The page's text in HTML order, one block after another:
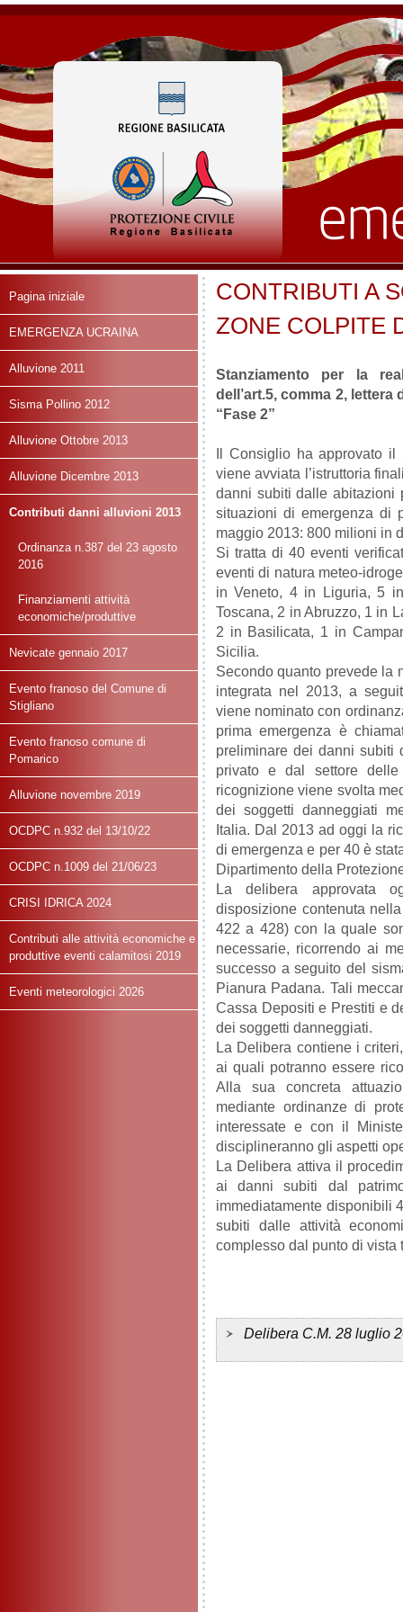
Pagina iniziale
EMERGENZA UCRAINA
Alluvione 2011
Sisma Pollino 2012
Alluvione Ottobre 2013
Alluvione Dicembre 2013
Contributi danni alluvioni 2013
Ordinanza n.387 del 23 agosto
2016
Finanziamenti attività
economiche/produttive
Nevicate gennaio 2017
Evento franoso del Comune di
Stigliano
Evento franoso comune di
Pomarico
Alluvione novembre 2019
OCDPC n.932 del 13/10/22
OCDPC n.1009 del 21/06/23
CRISI IDRICA 2024
Contributi alle attività economiche e
produttive eventi calamitosi 2019
Eventi meteorologici 2026
CONTRIBUTI A
ZONE COLPITE
Stanziamento per la
dell’art.5, comma 2, lettera
“Fase 2”
Il Consiglio ha approvato
viene avviata l’istruttoria
danni subiti dalle abitazioni
situazioni di emergenza di
maggio 2013: 800 milioni in
Si tratta di 40 eventi
eventi di natura meteo-
in Veneto, 4 in Liguria, 5
Toscana, 2 in Abruzzo, 1 in
2 in Basilicata, 1 in
Sicilia.
Secondo quanto prevede la
integrata nel 2013, a
viene nominato con
prima emergenza è
preliminare dei danni subiti
privato e dal settore delle
ricognizione viene svolta
dei soggetti danneggiati
Italia. Dal 2013 ad oggi la
di emergenza e per 40 è
Dipartimento della
La delibera approvata
disposizione contenuta
422 a 428) con la quale
necessarie, ricorrendo ai
successo a seguito del
Pianura Padana. Tali
Cassa Depositi e Prestiti e
dei soggetti danneggiati.
La Delibera contiene i
ai quali potranno essere
Alla sua concreta
mediante ordinanze di
interessate e con il
disciplineranno gli aspetti
La Delibera attiva il
ai danni subiti dal
immediatamente disponibili
subiti dalle attività
complesso dal punto di vista
Delibera C.M. 28 luglio